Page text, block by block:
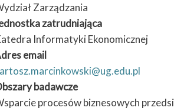
Zarządzania
zatrudniająca
Informatyki Ekonomicznej
email
badawcze
procesów biznesowych